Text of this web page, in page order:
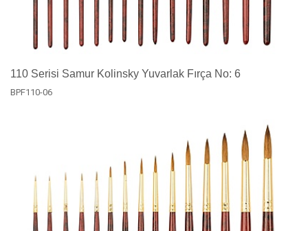
110 Serisi Samur Kolinsky Yuvarlak Fırça No: 6
BPF110-06